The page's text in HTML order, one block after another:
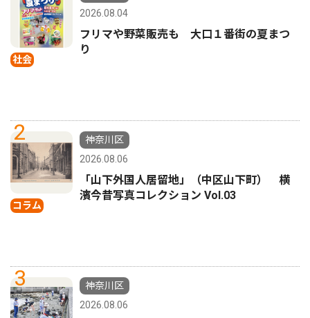
社会
2026.08.04
フリマや野菜販売も 大口１番街の夏まつ
り
2
コラム
神奈川区
2026.08.06
「山下外国人居留地」（中区山下町） 横
濱今昔写真コレクション Vol.03
3
神奈川区
2026.08.06